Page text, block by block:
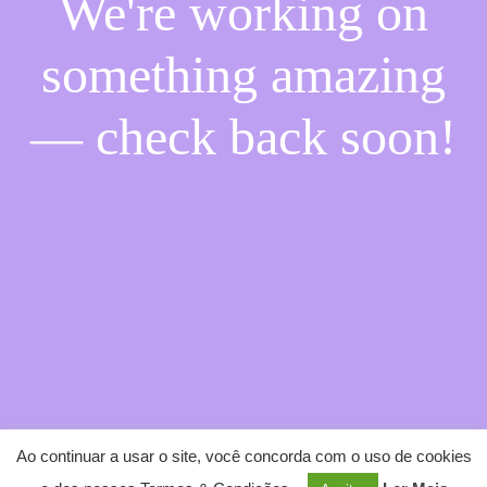
We're working on
something amazing
— check back soon!
Ao continuar a usar o site, você concorda com o uso de cookies